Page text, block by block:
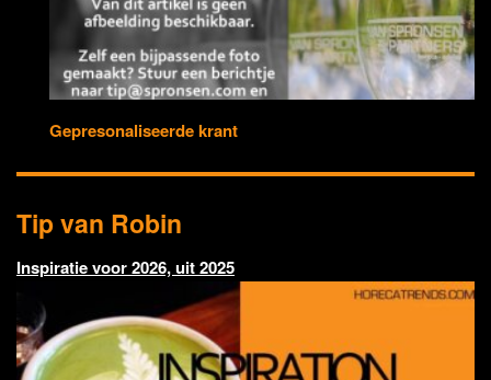
Gepresonaliseerde krant
Tip van Robin
Inspiratie voor 2026, uit 2025